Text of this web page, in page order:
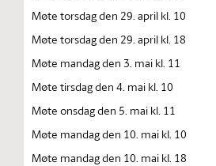
Møte torsdag den 29. april kl. 10
Møte torsdag den 29. april kl. 18
Møte mandag den 3. mai kl. 11
Møte tirsdag den 4. mai kl. 10
Møte onsdag den 5. mai kl. 11
Møte mandag den 10. mai kl. 10
Møte mandag den 10. mai kl. 18